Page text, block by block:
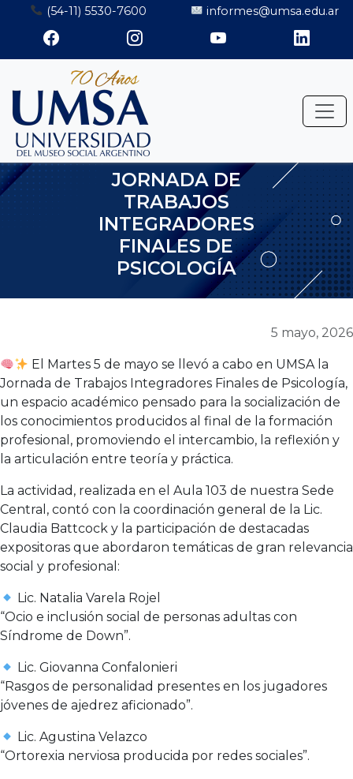
Saltar
contenido
(54-11) 5530-7600 informes@umsa.edu.ar
JORNADA DE
TRABAJOS
INTEGRADORES
FINALES DE
PSICOLOGÍA
5 mayo, 2026
El Martes 5 de mayo se llevó a cabo en UMSA la
Jornada de Trabajos Integradores Finales de Psicología,
un espacio académico pensado para la socialización de
los conocimientos producidos al final de la formación
profesional, promoviendo el intercambio, la reflexión y
la articulación entre teoría y práctica.
La actividad, realizada en el Aula 103 de nuestra Sede
Central, contó con la coordinación general de la Lic.
Claudia Battcock y la participación de destacadas
expositoras que abordaron temáticas de gran relevancia
social y profesional:
Lic. Natalia Varela Rojel
“Ocio e inclusión social de personas adultas con
Síndrome de Down”.
Lic. Giovanna Confalonieri
“Rasgos de personalidad presentes en los jugadores
jóvenes de ajedrez aficionado”.
Lic. Agustina Velazco
“Ortorexia nerviosa producida por redes sociales”.